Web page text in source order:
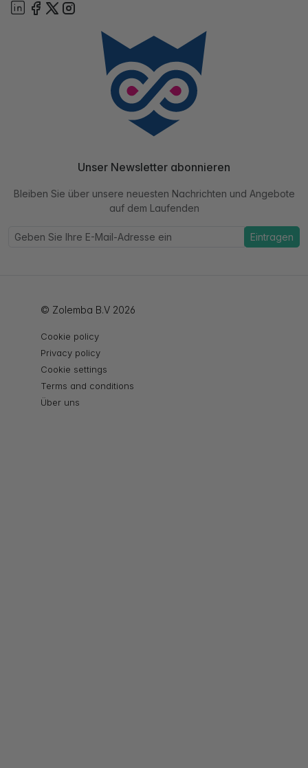
Unser Newsletter abonnieren
Bleiben Sie über unsere neuesten Nachrichten und Angebote
auf dem Laufenden
Eintragen
© Zolemba B.V 2026
Cookie policy
Privacy policy
Cookie settings
Terms and conditions
Über uns